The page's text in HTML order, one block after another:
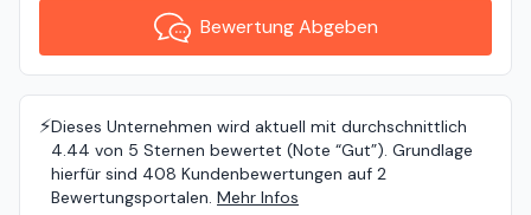
Bewertung Abgeben
⚡️Dieses Unternehmen wird aktuell mit durchschnittlich
4.44 von 5 Sternen bewertet (Note “Gut”). Grundlage
hierfür sind 408 Kundenbewertungen auf 2
Bewertungsportalen. Mehr Infos